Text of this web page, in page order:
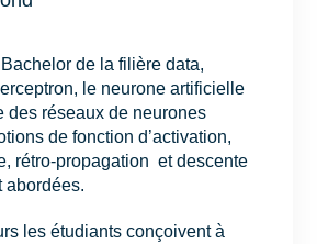
de la filière data,
le neurone artificielle
des réseaux de neurones
de fonction d’activation,
rétro-propagation et descente
abordées.
les étudiants conçoivent à